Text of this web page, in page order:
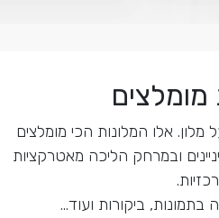
מומלצים
מלון. אלו המלונות הכי מומלצים
ובמרחק הליכה מאטרקציות
בתמונות, ביקורות ועוד...